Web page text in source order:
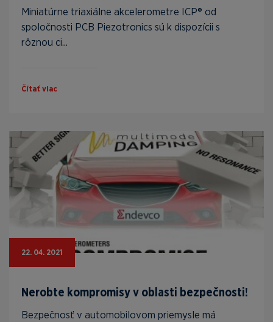
Miniatúrne triaxiálne akcelerometre ICP® od
spoločnosti PCB Piezotronics sú k dispozícii s
rôznou ci...
Čítať viac
22. 04. 2021
Nerobte kompromisy v oblasti bezpečnosti!
Bezpečnosť v automobilovom priemysle má